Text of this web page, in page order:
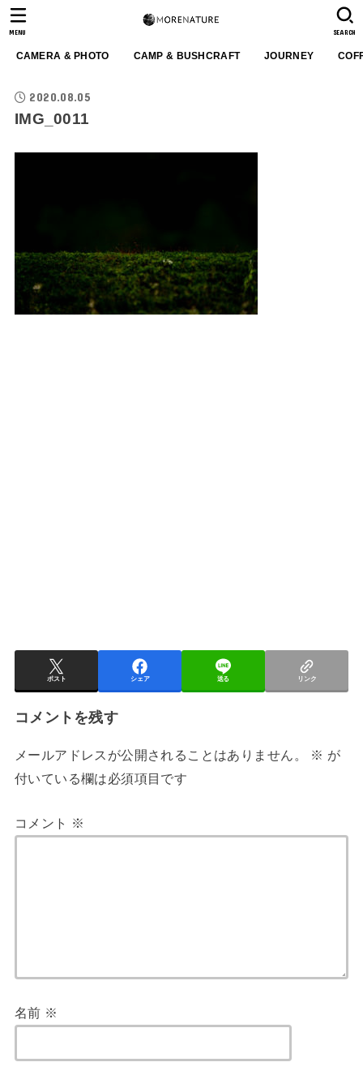
CAMERA & PHOTO CAMP & BUSHCRAFT JOURNEY
SEARCH
MENU
2020.08.05
IMG_0011
ポスト シェア 送る リンク
コメントを残す
メールアドレスが公開されることはありません。 ※ が
付いている欄は必須項目です
コメント ※
名前 ※